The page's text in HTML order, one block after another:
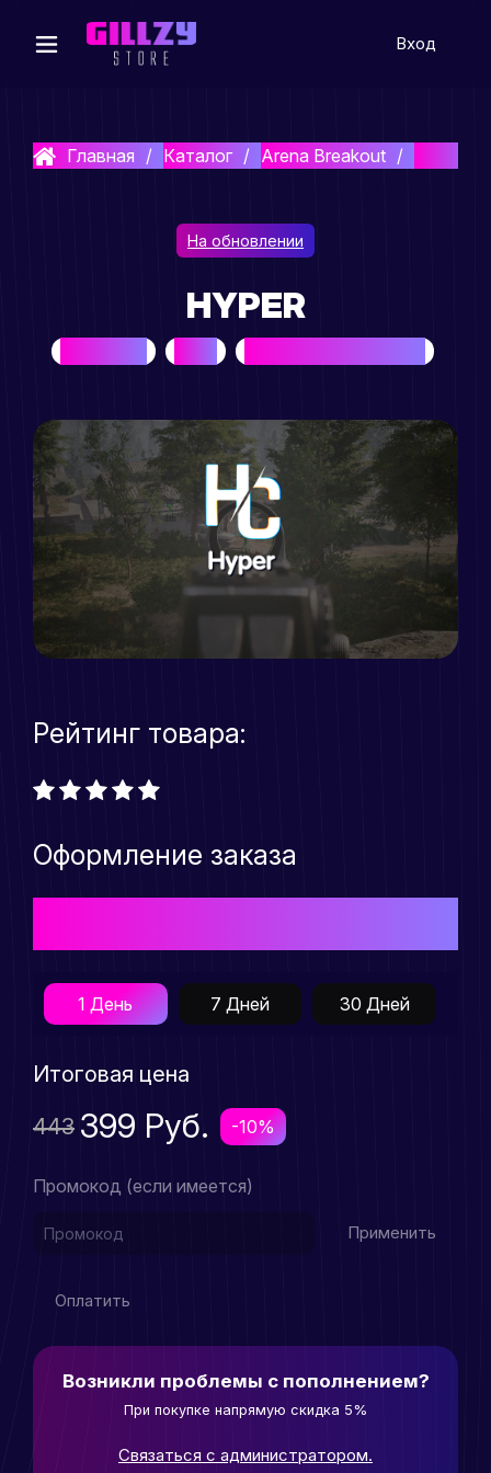
Вход
Главная Каталог Arena Breakout
На обновлении
HYPER
Рейтинг товара:
Оформление заказа
1 День 7 Дней 30 Дней
Итоговая цена
443 399 Руб. -10%
Промокод (если имеется)
Применить
Оплатить
Возникли проблемы с пополнением?
При покупке напрямую скидка 5%
Связаться с администратором.